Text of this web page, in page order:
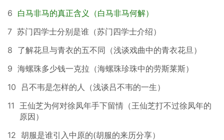
6 白马非马的真正含义（白马非马何解）
7 苏门四学士分别是谁（苏门四学士介绍）
8 了解花旦与青衣的五不同（浅谈戏曲中的青衣花旦）
9 海螺珠多少钱一克拉（海螺珠珍珠中的劳斯莱斯）
10
吕不韦是怎样的人（浅谈吕不韦的一生）
11 王仙芝为何对徐凤年手下留情（王仙芝打不过徐凤年的
原因）
12 胡服是谁引入中原的(胡服的来历分享）